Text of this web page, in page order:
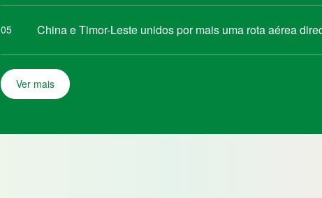
05 China e Timor-Leste unidos por mais uma rota aérea
Ver mais